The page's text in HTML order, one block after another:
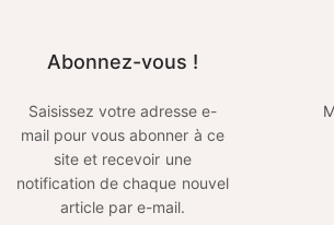
Abonnez-vous !
Saisissez votre adresse e-
mail pour vous abonner à ce
site et recevoir une
notification de chaque nouvel
article par e-mail.